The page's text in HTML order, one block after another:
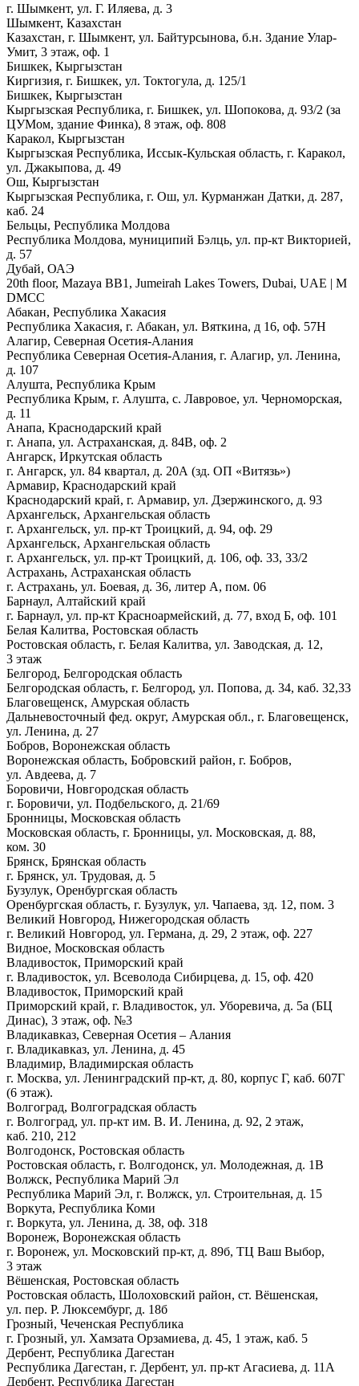
г. Шымкент, ул. Г. Иляева, д. 3
Шымкент, Казахстан
Казахстан, г. Шымкент, ул. Байтурсынова, б.н. Здание Улар-
Умит, 3 этаж, оф. 1
Бишкек, Кыргызстан
Киргизия, г. Бишкек, ул. Токтогула, д. 125/1
Бишкек, Кыргызстан
Кыргызская Республика, г. Бишкек, ул. Шопокова, д. 93/2 (за
ЦУМом, здание Финка), 8 этаж, оф. 808
Каракол, Кыргызстан
Кыргызская Республика, Иссык-Кульская область, г. Каракол,
ул. Джакыпова, д. 49
Ош, Кыргызстан
Кыргызская Республика, г. Ош, ул. Курманжан Датки, д. 287,
каб. 24
Бельцы, Республика Молдова
Республика Молдова, муниципий Бэлць, ул. пр-кт Викторией,
д. 57
Дубай, ОАЭ
20th floor, Mazaya BB1, Jumeirah Lakes Towers, Dubai, UAE | М
DMCC
Абакан, Республика Хакасия
Республика Хакасия, г. Абакан, ул. Вяткина, д 16, оф. 57Н
Алагир, Северная Осетия-Алания
Республика Северная Осетия-Алания, г. Алагир, ул. Ленина,
д. 107
Алушта, Республика Крым
Республика Крым, г. Алушта, с. Лавровое, ул. Черноморская,
д. 11
Анапа, Краснодарский край
г. Анапа, ул. Астраханская, д. 84В, оф. 2
Ангарск, Иркутская область
г. Ангарск, ул. 84 квартал, д. 20А (зд. ОП «Витязь»)
Армавир, Краснодарский край
Краснодарский край, г. Армавир, ул. Дзержинского, д. 93
Архангельск, Архангельская область
г. Архангельск, ул. пр-кт Троицкий, д. 94, оф. 29
Архангельск, Архангельская область
г. Архангельск, ул. пр-кт Троицкий, д. 106, оф. 33, 33/2
Астрахань, Астраханская область
г. Астрахань, ул. Боевая, д. 36, литер А, пом. 06
Барнаул, Алтайский край
г. Барнаул, ул. пр-кт Красноармейский, д. 77, вход Б, оф. 101
Белая Калитва, Ростовская область
Ростовская область, г. Белая Калитва, ул. Заводская, д. 12,
3 этаж
Белгород, Белгородская область
Белгородская область, г. Белгород, ул. Попова, д. 34, каб. 32,33
Благовещенск, Амурская область
Дальневосточный фед. округ, Амурская обл., г. Благовещенск,
ул. Ленина, д. 27
Бобров, Воронежская область
Воронежская область, Бобровский район, г. Бобров,
ул. Авдеева, д. 7
Боровичи, Новгородская область
г. Боровичи, ул. Подбельского, д. 21/69
Бронницы, Московская область
Московская область, г. Бронницы, ул. Московская, д. 88,
ком. 30
Брянск, Брянская область
г. Брянск, ул. Трудовая, д. 5
Бузулук, Оренбургская область
Оренбургская область, г. Бузулук, ул. Чапаева, зд. 12, пом. 3
Великий Новгород, Нижегородская область
г. Великий Новгород, ул. Германа, д. 29, 2 этаж, оф. 227
Видное, Московская область
Владивосток, Приморский край
г. Владивосток, ул. Всеволода Сибирцева, д. 15, оф. 420
Владивосток, Приморский край
Приморский край, г. Владивосток, ул. Уборевича, д. 5а (БЦ
Динас), 3 этаж, оф. №3
Владикавказ, Северная Осетия – Алания
г. Владикавказ, ул. Ленина, д. 45
Владимир, Владимирская область
г. Москва, ул. Ленинградский пр-кт, д. 80, корпус Г, каб. 607Г
(6 этаж).
Волгоград, Волгоградская область
г. Волгоград, ул. пр-кт им. В. И. Ленина, д. 92, 2 этаж,
каб. 210, 212
Волгодонск, Ростовская область
Ростовская область, г. Волгодонск, ул. Молодежная, д. 1В
Волжск, Республика Марий Эл
Республика Марий Эл, г. Волжск, ул. Строительная, д. 15
Воркута, Республика Коми
г. Воркута, ул. Ленина, д. 38, оф. 318
Воронеж, Воронежская область
г. Воронеж, ул. Московский пр-кт, д. 89б, ТЦ Ваш Выбор,
3 этаж
Вёшенская, Ростовская область
Ростовская область, Шолоховский район, ст. Вёшенская,
ул. пер. Р. Люксембург, д. 18б
Грозный, Чеченская Республика
г. Грозный, ул. Хамзата Орзамиева, д. 45, 1 этаж, каб. 5
Дербент, Республика Дагестан
Республика Дагестан, г. Дербент, ул. пр-кт Агасиева, д. 11А
Дербент, Республика Дагестан